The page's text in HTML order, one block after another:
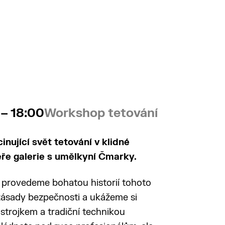
18:00Workshop tetování
svět tetování v klidné
galerie s umělkyní Čmarky.
bohatou historií tohoto
bezpečnosti a ukážeme si
a tradiční technikou